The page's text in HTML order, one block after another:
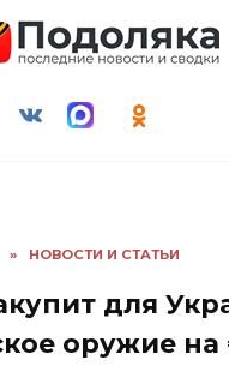
» НОВОСТИ И СТАТЬИ
для
оружие на